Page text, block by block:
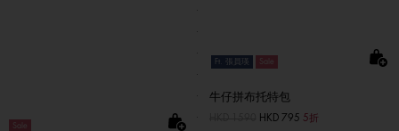
Sale
Ft. 張員瑛 Sale
牛仔拼布托特包
至HKD 795 5折